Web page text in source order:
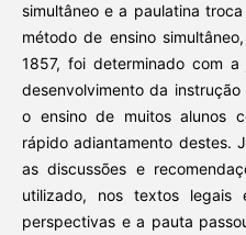
simultâneo e a paulatina
método de ensino
1857, foi determinado com
desenvolvimento da
o ensino de muitos alunos
rápido adiantamento destes.
as discussões e
utilizado, nos textos legais
perspectivas e a pauta